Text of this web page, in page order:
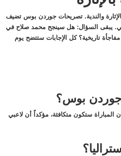
مصر وأستراليا في كأس العالم 2026 واعدة بالإثارة والندية. تصريحات جوردن بوس تضيف
يبقى السؤال: هل سينجح محمد صلاح في
تاريخية؟ كل الإجابات ستتضح يوم
جوردن بوس؟
ستكون متكافئة، مؤكداً أن لاعبي